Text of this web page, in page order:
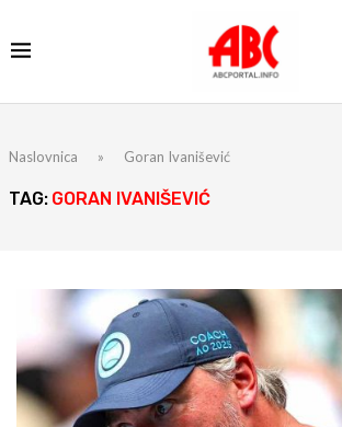
Naslovnica » Goran Ivanišević
TAG: GORAN IVANIŠEVIĆ